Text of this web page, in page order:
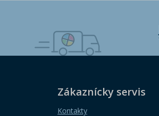
Zákaznícky servis
Kontakty